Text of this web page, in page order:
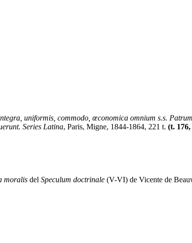
uniformis, commodo, œconomica omnium s.s.
Series Latina, Paris, Migne, 1844-1864, 221 t. (t.
moralis del Speculum doctrinale (V-VI) de Vicente de